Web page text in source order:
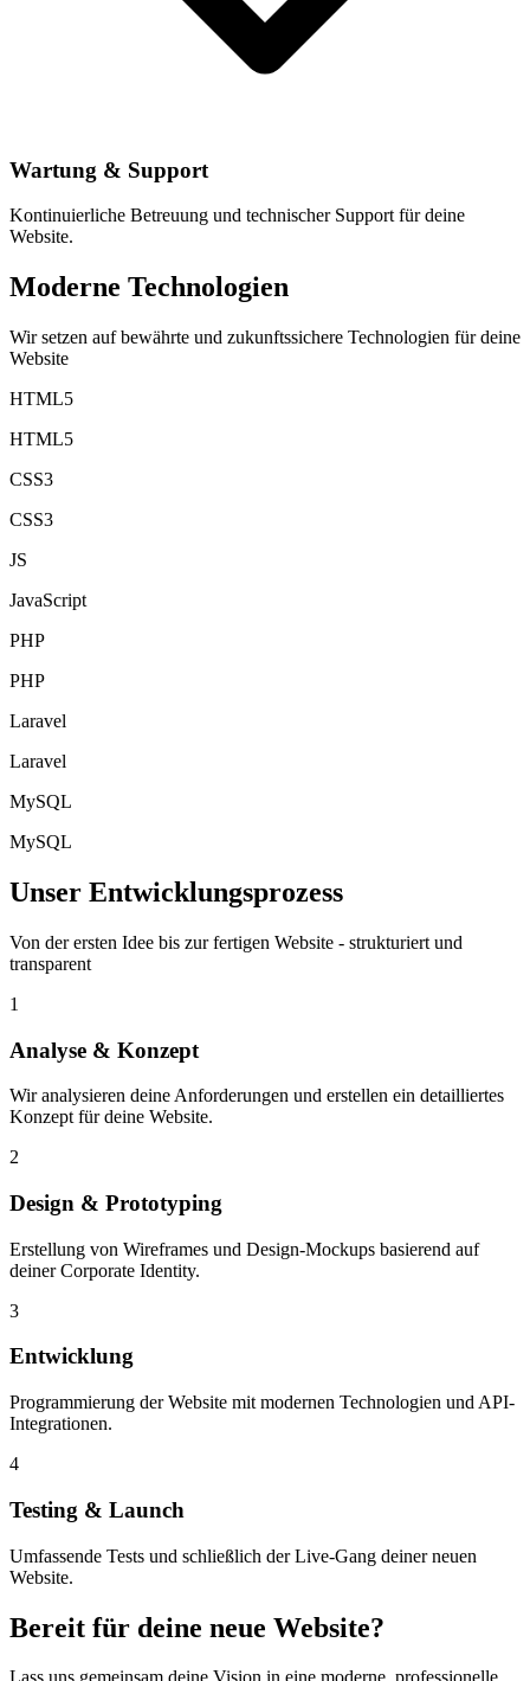
Wartung & Support
Kontinuierliche Betreuung und technischer Support für deine
Website.
Moderne Technologien
Wir setzen auf bewährte und zukunftssichere Technologien für deine
Website
HTML5
HTML5
CSS3
CSS3
JS
JavaScript
PHP
PHP
Laravel
Laravel
MySQL
MySQL
Unser Entwicklungsprozess
Von der ersten Idee bis zur fertigen Website - strukturiert und
transparent
1
Analyse & Konzept
Wir analysieren deine Anforderungen und erstellen ein detailliertes
Konzept für deine Website.
2
Design & Prototyping
Erstellung von Wireframes und Design-Mockups basierend auf
deiner Corporate Identity.
3
Entwicklung
Programmierung der Website mit modernen Technologien und API-
Integrationen.
4
Testing & Launch
Umfassende Tests und schließlich der Live-Gang deiner neuen
Website.
Bereit für deine neue Website?